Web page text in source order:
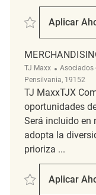
SalvarAplicar
TJ Maxx Categoría
Asociados
Pensilvania, 19152
TJ MaxxTJX
oportunidades
Será incluido en
adopta la
prioriza ...
SalvarAplicar